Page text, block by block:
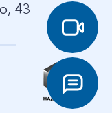
43